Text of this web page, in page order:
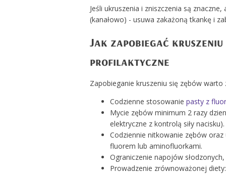
Jeśli ukruszenia i zniszczenia są
(kanałowo) - usuwa zakażoną tkankę i
Jak zapobiegać
profilaktyczne
Zapobieganie kruszeniu się zębów
Codzienne stosowaniepasty z
Mycie zębów minimum 2 razy
elektryczne z kontrolą siły nacisku).
Codziennie nitkowanie zębów
fluorem lub aminofluorkami.
Ograniczenie napojów
Prowadzenie zrównoważonej